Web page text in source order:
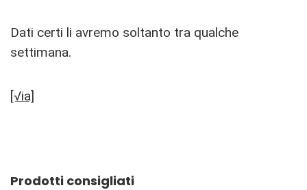
Dati certi li avremo soltanto tra qualche
settimana.
[√ia]
Prodotti consigliati